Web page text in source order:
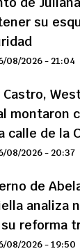
su
08/2026 - 21:04
Castro,
montaron
calle de la
08/2026 - 20:37
de
analiza
su reforma
08/2026 - 19:50